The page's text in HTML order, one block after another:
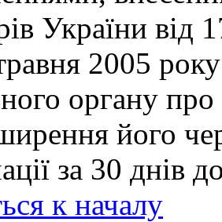
України від
2005
органу
його
за 30 днів
к началу